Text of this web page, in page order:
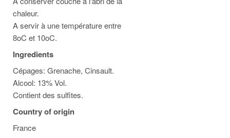
chaleur.
A servir à une température entre
8oC et 10oC.
Ingredients
Cépages: Grenache, Cinsault.
Alcool: 13% Vol.
Contient des sulfites.
Country of origin
France